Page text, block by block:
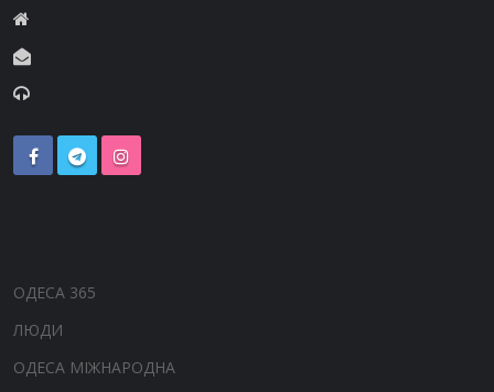
ОДЕСА 365
ЛЮДИ
ОДЕСА МІЖНАРОДНА